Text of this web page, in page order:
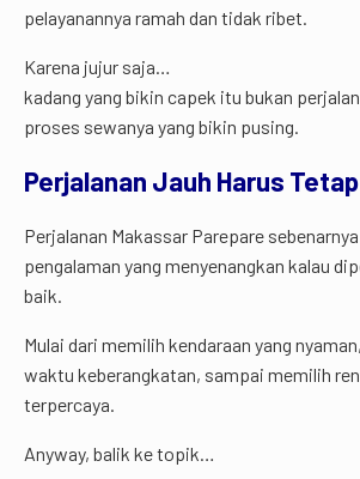
pelayanannya ramah dan tidak ribet.
Karena jujur saja…
kadang yang bikin capek itu bukan
proses sewanya yang bikin pusing.
Perjalanan Jauh Harus
Perjalanan Makassar Parepare
pengalaman yang menyenangkan kalau
baik.
Mulai dari memilih kendaraan yang
waktu keberangkatan, sampai memilih
terpercaya.
Anyway, balik ke topik…